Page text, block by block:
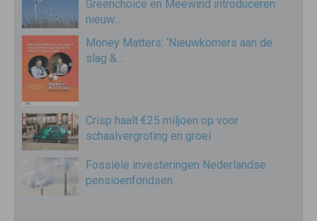
Greenchoice en Meewind introduceren
nieuw…
Money Matters: ‘Nieuwkomers aan de
slag &…
Crisp haalt €25 miljoen op voor
schaalvergroting en groei
Fossiele investeringen Nederlandse
pensioenfondsen…